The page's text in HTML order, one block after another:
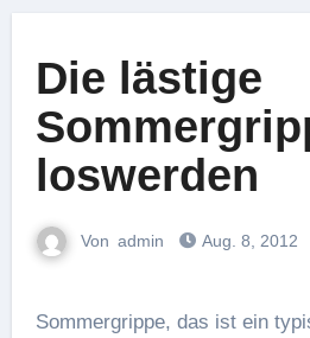
Die lästige
loswerden
Von admin Aug. 8, 2012
Sommergrippe, das ist ein typisches Symptom